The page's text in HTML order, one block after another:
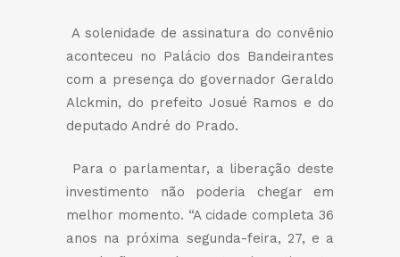
A solenidade de assinatura do convênio
aconteceu no Palácio dos Bandeirantes
com a presença do governador Geraldo
Alckmin, do prefeito Josué Ramos e do
deputado André do Prado.
Para o parlamentar, a liberação deste
investimento não poderia chegar em
melhor momento. “A cidade completa 36
anos na próxima segunda-feira, 27, e a